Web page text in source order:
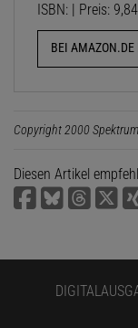
ISBN: | Preis:
BEI AMAZON.DE
Copyright 2000
Diesen Artikel